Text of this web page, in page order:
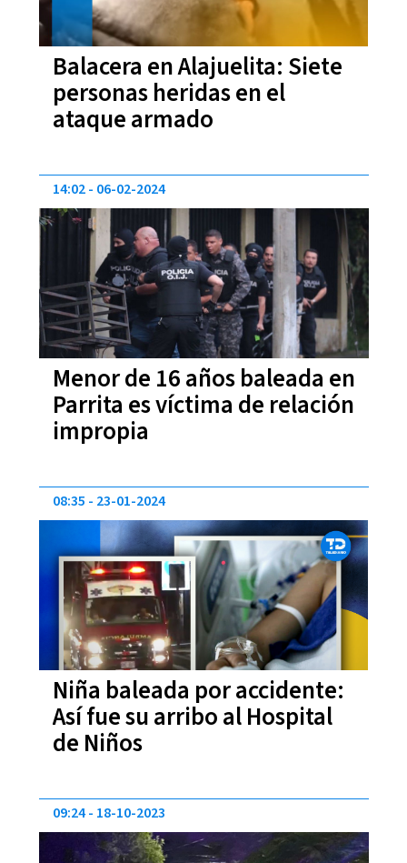
Balacera en Alajuelita: Siete
personas heridas en el
ataque armado
Menor de 16 años baleada en
Parrita es víctima de relación
impropia
14:02 06-02-2024
Niña baleada por accidente:
Así fue su arribo al Hospital
de Niños
08:35 23-01-2024
09:24 18-10-2023